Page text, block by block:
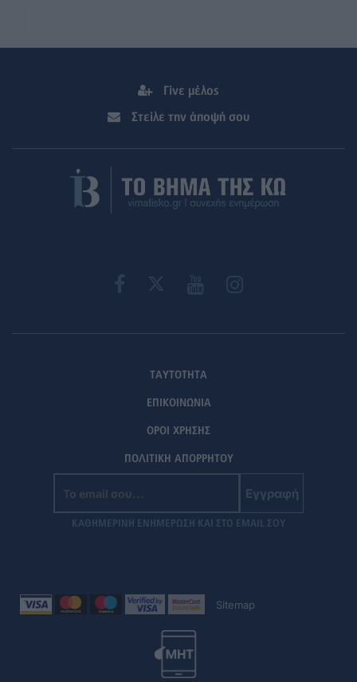
Γίνε μέλος
Στείλε την άποψή σου
ΤΑΥΤΟΤΗΤΑ
ΕΠΙΚΟΙΝΩΝΙΑ
ΟΡΟΙ ΧΡΗΣΗΣ
ΠΟΛΙΤΙΚΗ ΑΠΟΡΡΗΤΟΥ
Εγγραφή
ΚΑΘΗΜΕΡΙΝΗ ΕΝΗΜΕΡΩΣΗ ΚΑΙ ΣΤΟ EMAIL ΣΟΥ
Sitemap